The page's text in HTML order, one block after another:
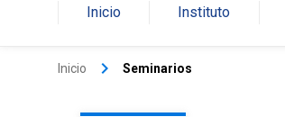
Inicio Instituto
Inicio keyboard_arrow_right Seminarios